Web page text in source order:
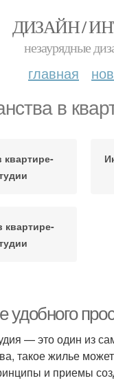
ДИЗАЙН /
незаурядные
главная
в
квартире-
удобного
— это один из
такое жилье
и приемы